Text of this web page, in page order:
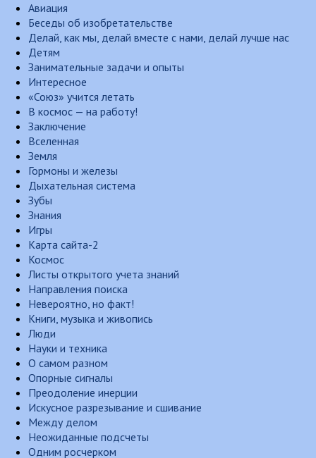
Авиация
Беседы об изобретательстве
Делай, как мы, делай вместе с нами, делай лучше нас
Детям
Занимательные задачи и опыты
Интересное
«Союз» учится летать
В космос — на работу!
Заключение
Вселенная
Земля
Гормоны и железы
Дыхательная система
Зубы
Знания
Игры
Карта сайта-2
Космос
Листы открытого учета знаний
Направления поиска
Невероятно, но факт!
Книги, музыка и живопись
Люди
Науки и техника
О самом разном
Опорные сигналы
Преодоление инерции
Искусное разрезывание и сшивание
Между делом
Неожиданные подсчеты
Одним росчерком